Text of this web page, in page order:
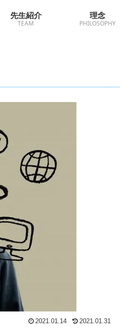
先生紹介
TEAM
理念
PHILOSOPHY
2021.01.14 2021.01.31